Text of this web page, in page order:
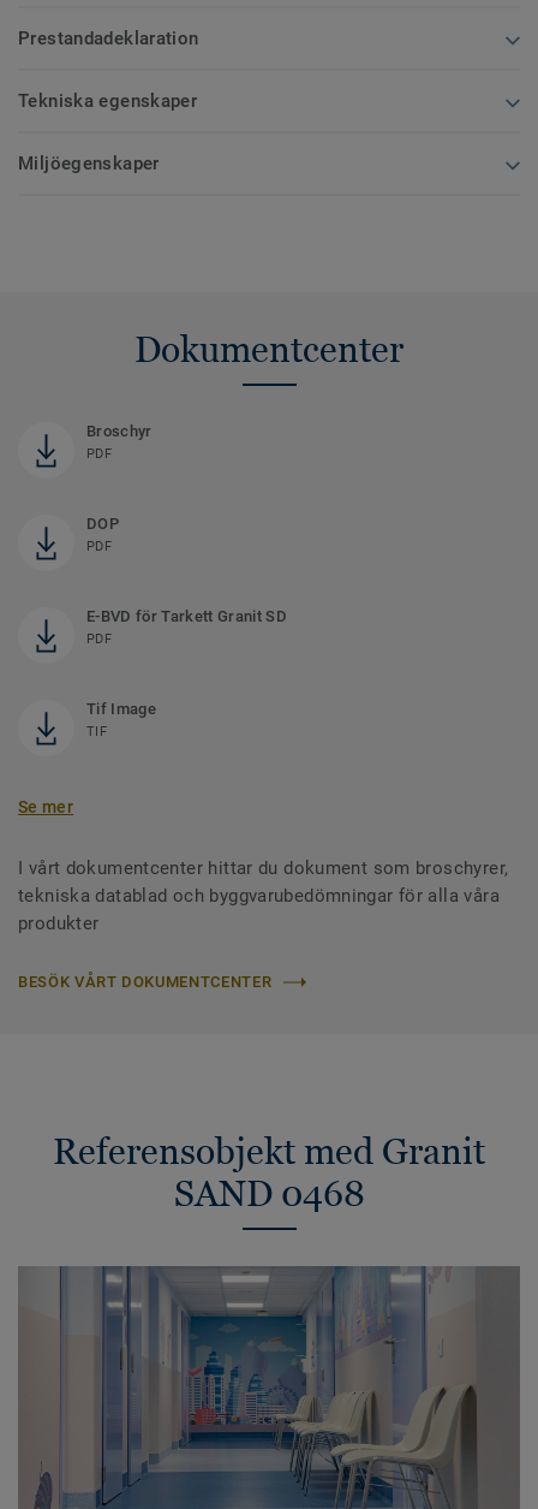
Prestandadeklaration
Tekniska egenskaper
Miljöegenskaper
Dokumentcenter
Broschyr
PDF
DOP
PDF
E-BVD för Tarkett Granit SD
PDF
Tif Image
TIF
Se mer
I vårt dokumentcenter hittar du dokument som broschyrer,
tekniska datablad och byggvarubedömningar för alla våra
produkter
BESÖK VÅRT DOKUMENTCENTER
Referensobjekt med Granit
SAND 0468